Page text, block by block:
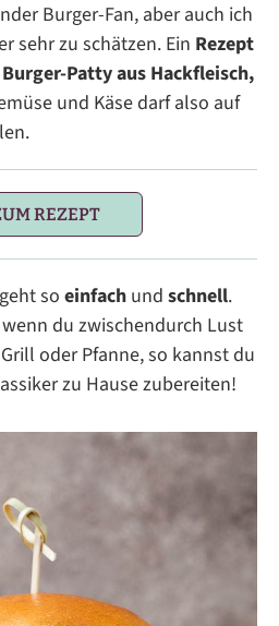
Burger-Fan, aber auch ich
sehr zu schätzen. Ein Rezept
Patty aus Hackfleisch,
und Käse darf also auf
REZEPT
so einfach und schnell.
du zwischendurch Lust
oder Pfanne, so kannst du
zu Hause zubereiten!